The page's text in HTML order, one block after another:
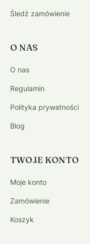
Śledź zamówienie
O NAS
O nas
Regulamin
Polityka prywatności
Blog
TWOJE KONTO
Moje konto
Zamówienie
Koszyk